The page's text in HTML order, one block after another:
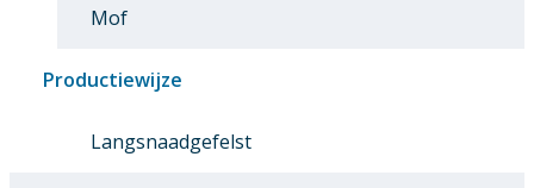
Mof
Productiewijze
Langsnaadgefelst